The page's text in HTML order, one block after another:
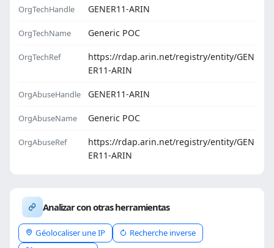
OrgTechHandle GENER11-ARIN
OrgTechName Generic POC
OrgTechRef
https://rdap.arin.net/registry/entity/GEN
ER11-ARIN
OrgAbuseHandle GENER11-ARIN
OrgAbuseName Generic POC
OrgAbuseRef
https://rdap.arin.net/registry/entity/GEN
ER11-ARIN
Analizar con otras herramientas
Géolocaliser une IP
Recherche inverse